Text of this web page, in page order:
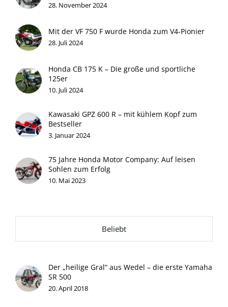
28. November 2024
Mit der VF 750 F wurde Honda zum V4-Pionier
28. Juli 2024
Honda CB 175 K – Die große und sportliche
125er
10. Juli 2024
Kawasaki GPZ 600 R – mit kühlem Kopf zum
Bestseller
3. Januar 2024
75 Jahre Honda Motor Company: Auf leisen
Sohlen zum Erfolg
10. Mai 2023
Beliebt
Der „heilige Gral“ aus Wedel – die erste Yamaha
SR 500
20. April 2018